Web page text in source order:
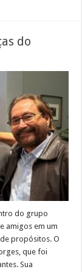
do
do grupo
amigos em um
propósitos. O
que foi
Sua